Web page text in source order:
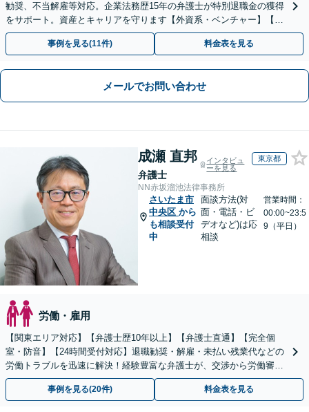
勧奨、不当解雇等対応。企業法務歴15年の弁護士が特別退職金の獲得
をサポート。資産とキャリアを守ります【外資系・ベンチャー】【初
回面談無料】【オンライン完結】
事例を見る(11件) 料金表を見る
メールでお問い合わせ
成瀬 直邦
弁護士
インタビュ
ーを見る
東京都
NN赤坂溜池法律事務所
さいたま市
中央区 から
も相談受付
中
面談方法(対
面・電話・ビ
デオなど)は応
相談
営業時間：
00:00~23:5
9（平日）
労働・雇用
【関東エリア対応】【弁護士歴10年以上】【弁護士直通】【完全個
室・防音】【24時間受付対応】退職勧奨・解雇・未払い残業代などの
労働トラブルを迅速に解決！経験豊富な弁護士が、交渉から労働審判
まで一貫して対応いたします【オンライン相談可】
事例を見る(20件) 料金表を見る